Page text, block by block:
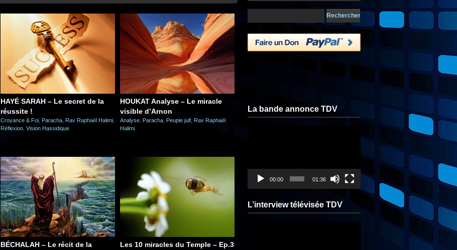
HAYÉ SARAH – Le secret de la
réussite !
Croyance & Foi Paracha Rav Raphaël Halimi
Réflexion Vision Hassidique
HOUKAT Analyse – Le miracle
visible d’Arnon
Analyse Paracha Peuple juif Rav Raphaël
Halimi
BÉCHALAH – Le récit de la
Les 10 miracles du Temple – Ep.3
La bande annonce TDV
00:00 01:36
L’interview télévisée TDV